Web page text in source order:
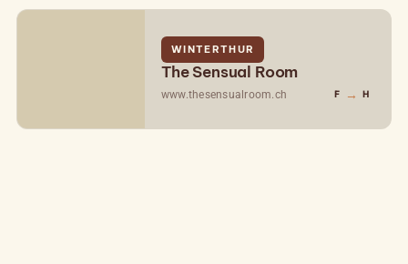
WINTERTHUR
The Sensual Room
www.thesensualroom.ch F → H